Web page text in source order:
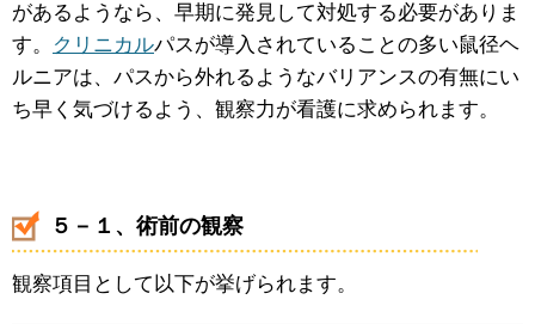
があるようなら、早期に発見して対処する必要がありま
す。
クリニカルパスが導入されていることの多い鼠径ヘ
ルニアは、パスから外れるようなバリアンスの有無にい
ち早く気づけるよう、観察力が看護に求められます。
５－１、術前の観察
観察項目として以下が挙げられます。